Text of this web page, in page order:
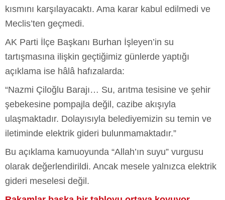
kısmını karşılayacaktı. Ama karar kabul edilmedi ve
Meclis’ten geçmedi.
AK Parti İlçe Başkanı Burhan İşleyen’in su
tartışmasına ilişkin geçtiğimiz günlerde yaptığı
açıklama ise hâlâ hafızalarda:
“Nazmi Çiloğlu Barajı… Su, arıtma tesisine ve şehir
şebekesine pompajla değil, cazibe akışıyla
ulaşmaktadır. Dolayısıyla belediyemizin su temin ve
iletiminde elektrik gideri bulunmamaktadır.”
Bu açıklama kamuoyunda “Allah’ın suyu” vurgusu
olarak değerlendirildi. Ancak mesele yalnızca elektrik
gideri meselesi değil.